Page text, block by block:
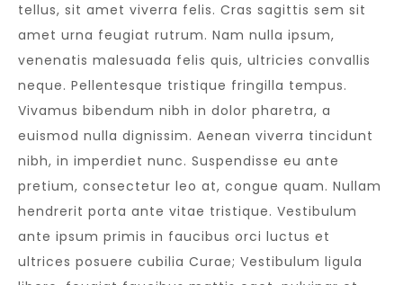
tellus, sit amet viverra felis. Cras sagittis sem sit
amet urna feugiat rutrum. Nam nulla ipsum,
venenatis malesuada felis quis, ultricies convallis
neque. Pellentesque tristique fringilla tempus.
Vivamus bibendum nibh in dolor pharetra, a
euismod nulla dignissim. Aenean viverra tincidunt
nibh, in imperdiet nunc. Suspendisse eu ante
pretium, consectetur leo at, congue quam. Nullam
hendrerit porta ante vitae tristique. Vestibulum
ante ipsum primis in faucibus orci luctus et
ultrices posuere cubilia Curae; Vestibulum ligula